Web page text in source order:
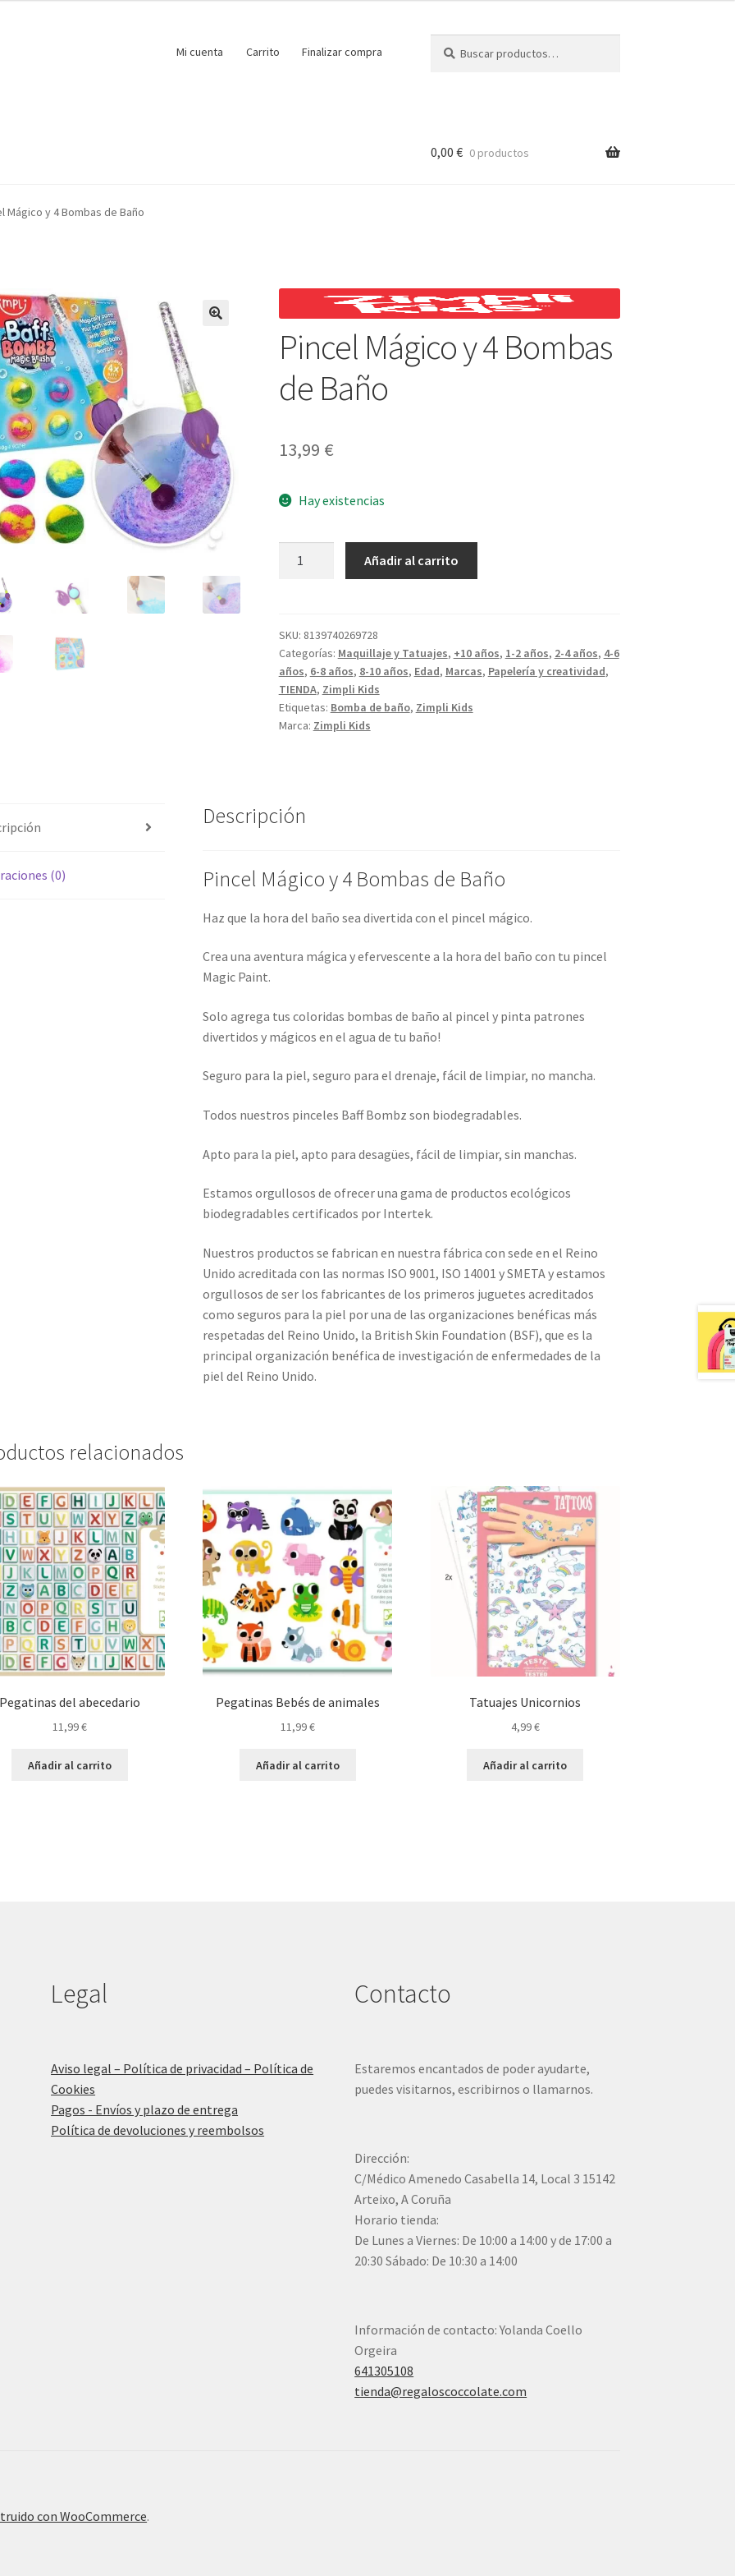
Mi cuenta Carrito Finalizar compra
por:
0,00 € 0 productos
Mágico y 4 Bombas de Baño
Pincel Mágico y 4 Bombas
de Baño
13,99 €
Hay existencias
Bombas
de
Baño
cantidad
Añadir al carrito
SKU: 8139740269728
Categorías: Maquillaje y Tatuajes, +10 años, 1-2 años, 2-4 años, 4-6
años, 6-8 años, 8-10 años, Edad, Marcas, Papelería y creatividad,
TIENDA, Zimpli Kids
Etiquetas: Bomba de baño, Zimpli Kids
Marca: Zimpli Kids
(0)
Descripción
Pincel Mágico y 4 Bombas de Baño
Haz que la hora del baño sea divertida con el pincel mágico.
Crea una aventura mágica y efervescente a la hora del baño con tu pincel
Magic Paint.
Solo agrega tus coloridas bombas de baño al pincel y pinta patrones
divertidos y mágicos en el agua de tu baño!
Seguro para la piel, seguro para el drenaje, fácil de limpiar, no mancha.
Todos nuestros pinceles Baff Bombz son biodegradables.
Apto para la piel, apto para desagües, fácil de limpiar, sin manchas.
Estamos orgullosos de ofrecer una gama de productos ecológicos
biodegradables certificados por Intertek.
Nuestros productos se fabrican en nuestra fábrica con sede en el Reino
Unido acreditada con las normas ISO 9001, ISO 14001 y SMETA y estamos
orgullosos de ser los fabricantes de los primeros juguetes acreditados
como seguros para la piel por una de las organizaciones benéficas más
respetadas del Reino Unido, la British Skin Foundation (BSF), que es la
principal organización benéfica de investigación de enfermedades de la
piel del Reino Unido.
relacionados
Pegatinas del abecedario
11,99€
Añadir al carrito
Pegatinas Bebés de animales
11,99€
Añadir al carrito
Tatuajes Unicornios
4,99€
Añadir al carrito
Legal
Aviso legal – Política de privacidad – Política de
Cookies
Pagos - Envíos y plazo de entrega
Política de devoluciones y reembolsos
Contacto
Estaremos encantados de poder ayudarte,
puedes visitarnos, escribirnos o llamarnos.
Dirección:
C/Médico Amenedo Casabella 14, Local 3 15142
Arteixo, A Coruña
Horario tienda:
De Lunes a Viernes: De 10:00 a 14:00 y de 17:00 a
20:30 Sábado: De 10:30 a 14:00
Información de contacto: Yolanda Coello
Orgeira
641305108
tienda@regaloscoccolate.com
con WooCommerce.